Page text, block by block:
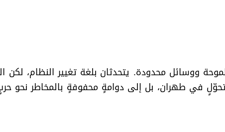
ووسائل محدودة. يتحدثان بلغة تغيير النظام،
تحوّلٍ في طهران، بل إلى دوامةٍ محفوفةٍ بالمخاطر نحو